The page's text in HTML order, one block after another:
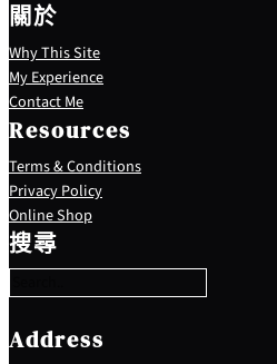
關於
Why This Site
My Experience
Contact Me
Resources
Terms & Conditions
Privacy Policy
Online Shop
搜尋
S
e
a
c
h
Address